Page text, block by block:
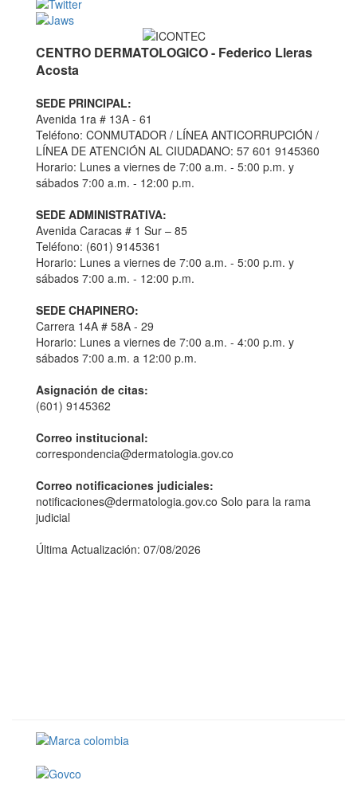
CENTRO DERMATOLOGICO - Federico Lleras
Acosta
SEDE PRINCIPAL:
Avenida 1ra # 13A - 61
Teléfono: CONMUTADOR / LÍNEA ANTICORRUPCIÓN /
LÍNEA DE ATENCIÓN AL CIUDADANO: 57 601 9145360
Horario: Lunes a viernes de 7:00 a.m. - 5:00 p.m. y
sábados 7:00 a.m. - 12:00 p.m.
SEDE ADMINISTRATIVA:
Avenida Caracas # 1 Sur – 85
Teléfono: (601) 9145361
Horario: Lunes a viernes de 7:00 a.m. - 5:00 p.m. y
sábados 7:00 a.m. - 12:00 p.m.
SEDE CHAPINERO:
Carrera 14A # 58A - 29
Horario: Lunes a viernes de 7:00 a.m. - 4:00 p.m. y
sábados 7:00 a.m. a 12:00 p.m.
Asignación de citas:
(601) 9145362
Correo institucional:
correspondencia@dermatologia.gov.co
Correo notificaciones judiciales:
notificaciones@dermatologia.gov.co Solo para la rama
judicial
Última Actualización: 07/08/2026